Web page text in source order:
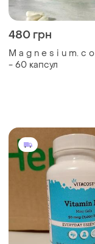
480 грн
M a g n e s i u m. c o m p l e x
- 60 капсул